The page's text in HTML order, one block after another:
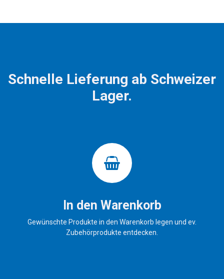
Schnelle Lieferung ab Schweizer
Lager.
In den Warenkorb
Gewünschte Produkte in den Warenkorb legen und ev.
Zubehörprodukte entdecken.